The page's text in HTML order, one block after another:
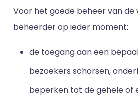
Voor het goede beheer van de
beheerder op ieder moment:
de toegang aan een
bezoekers schorsen,
beperken tot de gehele of